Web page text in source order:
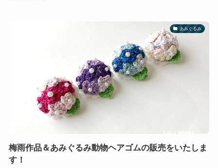
あみぐるみ
梅雨作品＆あみぐるみ動物ヘアゴムの販売をいたしま
す！